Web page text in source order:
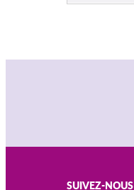
SUIVEZ-NOUS